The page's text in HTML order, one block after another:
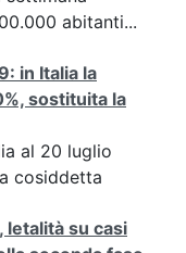
abitanti...
in Italia la
sostituita la
al 20 luglio
cosiddetta
letalità su casi